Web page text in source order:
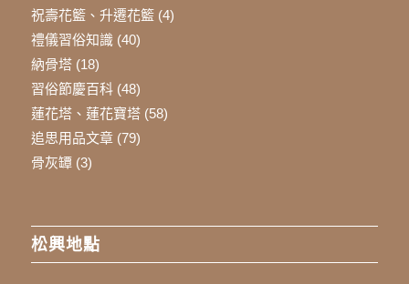
祝壽花籃、升遷花籃(4)
禮儀習俗知識(40)
納骨塔(18)
習俗節慶百科(48)
蓮花塔、蓮花寶塔(58)
追思用品文章(79)
骨灰罈(3)
松興地點